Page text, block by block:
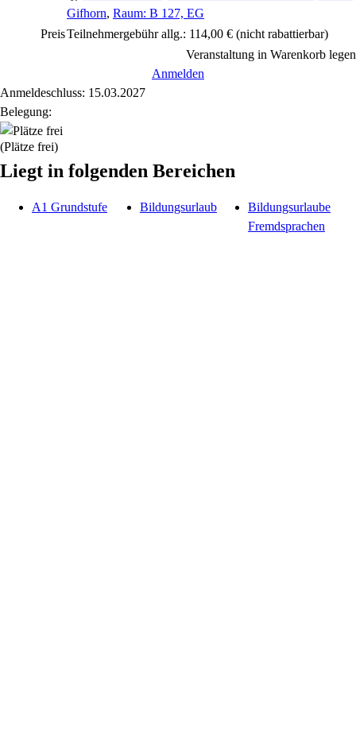
Gifhorn, Raum: B 127, EG
PreisTeilnehmergebühr allg.: 114,00 € (nicht rabattierbar)
Veranstaltung in Warenkorb legen
Anmelden
Anmeldeschluss: 15.03.2027
Belegung:
(Plätze frei)
Liegt in folgenden Bereichen
A1 Grundstufe Bildungsurlaub
Bildungsurlaube
Fremdsprachen